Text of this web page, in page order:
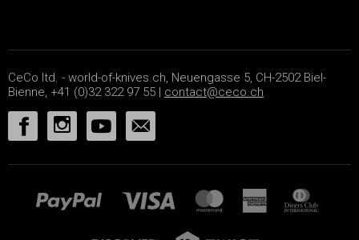
CeCo ltd. - world-of-knives.ch, Neuengasse 5, CH-2502 Biel-
Bienne, +41 (0)32 322 97 55 | contact@ceco.ch